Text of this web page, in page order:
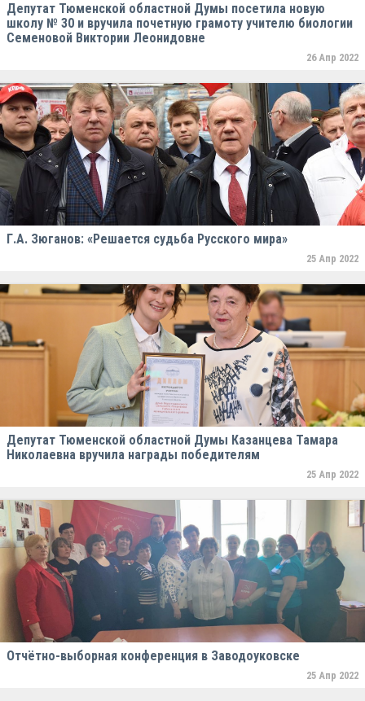
Депутат Тюменской областной Думы посетила новую
школу № 30 и вручила почетную грамоту учителю биологии
Семеновой Виктории Леонидовне
26 Апр 2022
Г.А. Зюганов: «Решается судьба Русского мира»
25 Апр 2022
Депутат Тюменской областной Думы Казанцева Тамара
Николаевна вручила награды победителям
25 Апр 2022
Отчётно-выборная конференция в Заводоуковске
25 Апр 2022